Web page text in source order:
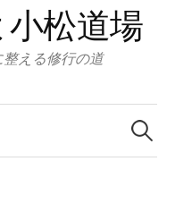
松道場
える修行の道
検
索: